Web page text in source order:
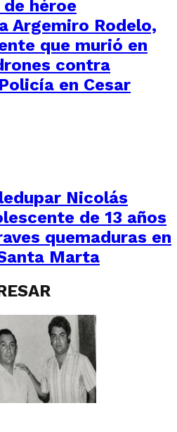
de héroe
Argemiro Rodelo,
que murió en
contra
en Cesar
Nicolás
de 13 años
quemaduras en
Marta